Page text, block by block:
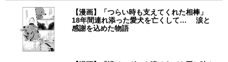
【漫画】「つらい時も支えてくれた相棒」
18年間連れ添った愛犬を亡くして… 涙と
感謝を込めた物語